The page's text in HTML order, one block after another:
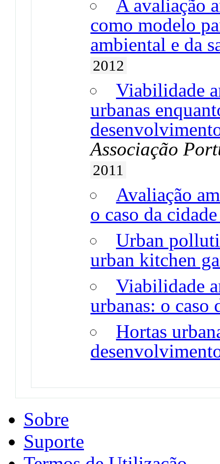
A avaliação
como modelo
ambiental e da
2012
Viabilidade
urbanas
Associação
2011
Avaliação
o caso da
Urban
urban kitchen
Viabilidade
urbanas: o caso
Hortas
Sobre
Suporte